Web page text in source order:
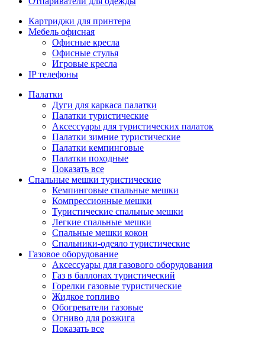
Картриджи для принтера
Мебель офисная
Офисные кресла
Офисные стулья
Игровые кресла
IP телефоны
Палатки
Дуги для каркаса палатки
Палатки туристические
Аксессуары для туристических палаток
Палатки зимние туристические
Палатки кемпинговые
Палатки походные
Показать все
Спальные мешки туристические
Кемпинговые спальные мешки
Компрессионные мешки
Туристические спальные мешки
Легкие спальные мешки
Спальные мешки кокон
Спальники-одеяло туристические
Газовое оборудование
Аксессуары для газового оборудования
Газ в баллонах туристический
Горелки газовые туристические
Жидкое топливо
Обогреватели газовые
Огниво для розжига
Показать все